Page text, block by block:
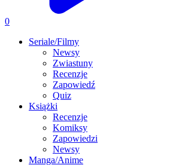
0
Seriale/Filmy
Newsy
Zwiastuny
Recenzje
Zapowiedź
Quiz
Książki
Recenzje
Komiksy
Zapowiedzi
Newsy
Manga/Anime